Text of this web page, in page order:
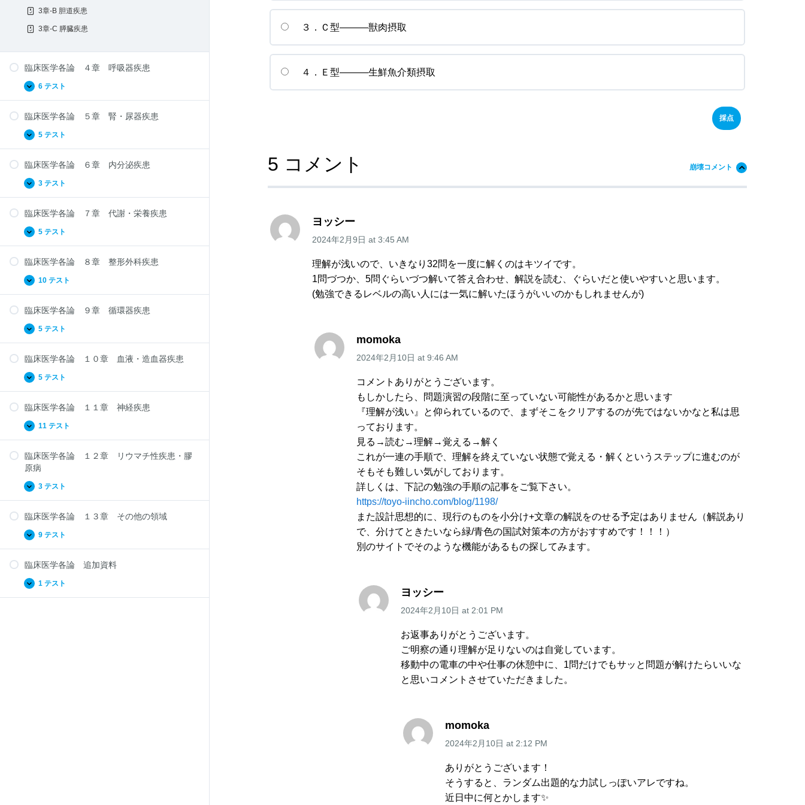
肝・
膵
3章-B 胆道疾患
3章-C 膵臓疾患
臨床医学各論 ４章 呼吸器疾患
拡
張
臨
床
学
論
呼
吸
器
疾
患
6 テスト
臨床医学各論 ５章 腎・尿器疾患
拡
張
臨
床
学
論
腎・
尿
器
疾
患
5 テスト
臨床医学各論 ６章 内分泌疾患
拡
張
臨
床
学
論
内
分
泌
疾
患
3 テスト
臨床医学各論 ７章 代謝・栄養疾患
拡
張
臨
床
学
論
代
謝・
栄
養
疾
5 テスト
臨床医学各論 ８章 整形外科疾患
拡
張
臨
床
学
論
整
形
外
科
疾
10 テスト
臨床医学各論 ９章 循環器疾患
拡
張
臨
床
学
論
循
環
器
疾
患
5 テスト
臨床医学各論 １０章 血液・造血器疾患
拡
張
臨
床
学
論
章
血
液・
造
血
患
5 テスト
臨床医学各論 １１章 神経疾患
拡
張
臨
床
学
各
論
１
１
章
経
疾
患
11 テスト
臨床医学各論 １２章 リウマチ性疾患・膠
原病
拡
張
臨
床
学
論
章
リ
ウ
マ
チ
3 テスト
臨床医学各論 １３章 その他の領域
拡
張
臨
床
学
論
9 テスト
臨床医学各論 追加資料
拡
張
臨
床
1 テスト
３．Ｃ型―――獣肉摂取
４．Ｅ型―――生鮮魚介類摂取
5 コメント 崩壊コメント
ヨッシー
2024年2月9日 at 3:45 AM
理解が浅いので、いきなり32問を一度に解くのはキツイです。
1問づつか、5問ぐらいづつ解いて答え合わせ、解説を読む、ぐらいだと使いやすいと思います。
(勉強できるレベルの高い人には一気に解いたほうがいいのかもしれませんが)
momoka
2024年2月10日 at 9:46 AM
コメントありがとうございます。
もしかしたら、問題演習の段階に至っていない可能性があるかと思います
『理解が浅い』と仰られているので、まずそこをクリアするのが先ではないかなと私は思
っております。
見る→読む→理解→覚える→解く
これが一連の手順で、理解を終えていない状態で覚える・解くというステップに進むのが
そもそも難しい気がしております。
詳しくは、下記の勉強の手順の記事をご覧下さい。
https://toyo-iincho.com/blog/1198/
また設計思想的に、現行のものを小分け+文章の解説をのせる予定はありません（解説あり
で、分けてときたいなら緑/青色の国試対策本の方がおすすめです！！！）
別のサイトでそのような機能があるもの探してみます。
ヨッシー
2024年2月10日 at 2:01 PM
お返事ありがとうございます。
ご明察の通り理解が足りないのは自覚しています。
移動中の電車の中や仕事の休憩中に、1問だけでもサッと問題が解けたらいいな
と思いコメントさせていただきました。
momoka
2024年2月10日 at 2:12 PM
ありがとうございます！
そうすると、ランダム出題的な力試しっぽいアレですね。
近日中に何とかします✨